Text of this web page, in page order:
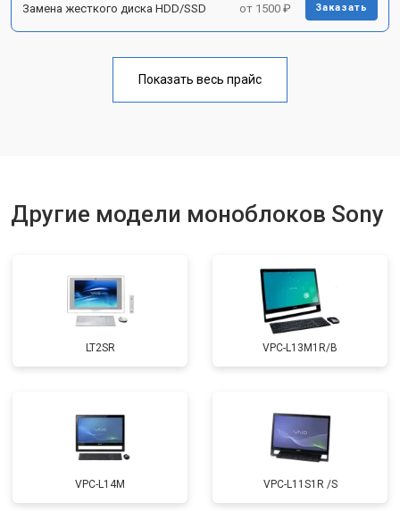
Замена жесткого диска HDD/SSD от 1500 ₽ Заказать
Показать весь прайс
Другие модели моноблоков Sony
LT2SR VPC-L13M1R/B
VPC-L14M VPC-L11S1R /S